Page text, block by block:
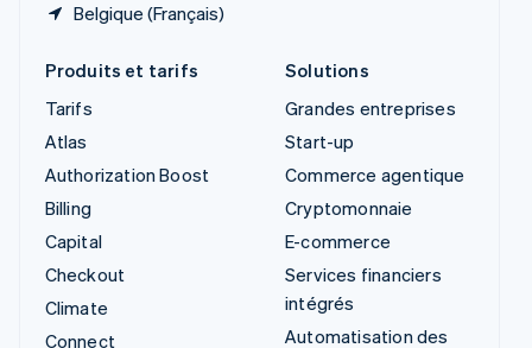
Belgique (Français)
Produits et tarifs
Tarifs
Atlas
Authorization Boost
Billing
Capital
Checkout
Climate
Connect
Solutions
Grandes entreprises
Start-up
Commerce agentique
Cryptomonnaie
E-commerce
Services financiers
intégrés
Automatisation des